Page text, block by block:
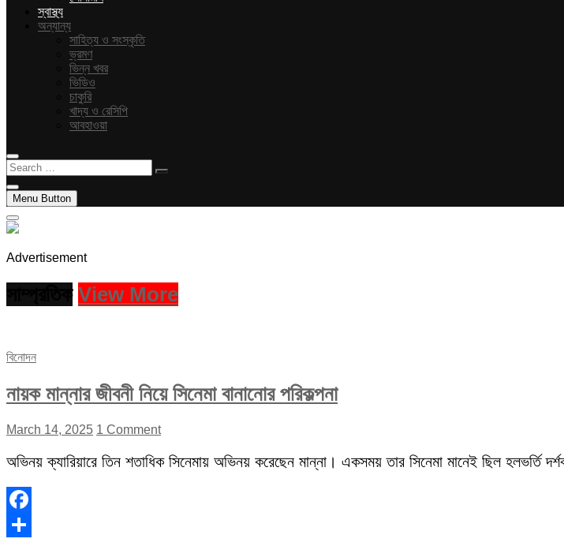
স্বাস্থ্য
অন্যান্য
সাহিত্য ও সংস্কৃতি
ভ্রমণ
ভিন্ন খবর
ভিডিও
চাকুরি
খাদ্য ও রেসিপি
আবহাওয়া
Search
…
Menu Button
Advertisement
View More
বিনোদন
নায়ক মান্নার জীবনী নিয়ে সিনেমা বানানোর পরিকল্পনা
March 14, 2025 1 Comment
অভিনয় ক্যারিয়ারে তিন শতাধিক সিনেমায় অভিনয় করেছেন মান্না। একসময় তার সিনেমা মানেই ছিল
Facebook